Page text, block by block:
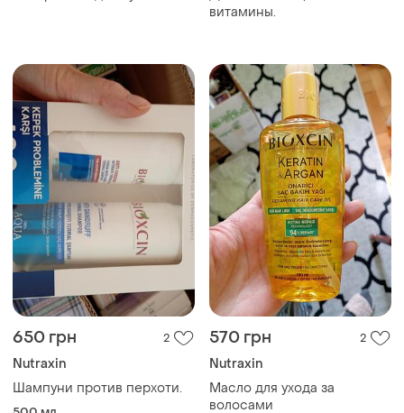
витамины.
650 грн 2
Nutraxin
Шампуни против перхоти.
570 грн 2
Nutraxin
Масло для ухода за
волосами